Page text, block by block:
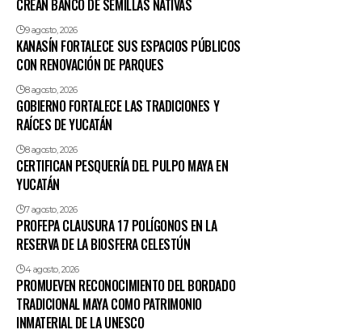
CREAN BANCO DE SEMILLAS NATIVAS
9 agosto, 2026
KANASÍN FORTALECE SUS ESPACIOS PÚBLICOS
CON RENOVACIÓN DE PARQUES
8 agosto, 2026
GOBIERNO FORTALECE LAS TRADICIONES Y
RAÍCES DE YUCATÁN
8 agosto, 2026
CERTIFICAN PESQUERÍA DEL PULPO MAYA EN
YUCATÁN
7 agosto, 2026
PROFEPA CLAUSURA 17 POLÍGONOS EN LA
RESERVA DE LA BIOSFERA CELESTÚN
4 agosto, 2026
PROMUEVEN RECONOCIMIENTO DEL BORDADO
TRADICIONAL MAYA COMO PATRIMONIO
INMATERIAL DE LA UNESCO